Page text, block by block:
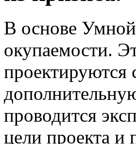
В основе Умной
окупаемости.
проектируются
проводится
цели проекта и